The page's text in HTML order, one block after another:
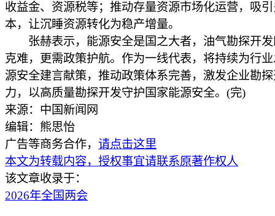
收益金、资源税等；推动存量资源市场化运营，吸
本，让沉睡资源转化为稳产增量。
张赫表示，能源安全是国之大者，油气勘探开发
克难，更需政策护航。作为一线代表，将持续为行
源安全建言献策，推动政策体系完善，激发企业勘
力，以高质量勘探开发守护国家能源安全。(完)
来源：中国新闻网
编辑：熊思怡
广告等商务合作， 请点击这里
本文为转载内容，授权事宜请联系原著作权人
该文章收录于：
2026年全国两会